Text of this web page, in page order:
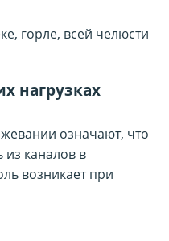
горле, всей челюсти
нагрузках
означают, что
из каналов в
возникает при